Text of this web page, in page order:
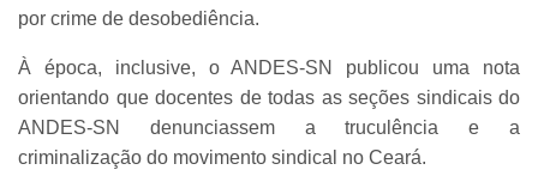
por crime de desobediência.
À época, inclusive, o ANDES-SN publicou uma nota
orientando que docentes de todas as seções sindicais do
ANDES-SN denunciassem a truculência e a
criminalização do movimento sindical no Ceará.